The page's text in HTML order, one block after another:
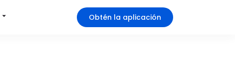
Obtén la aplicación